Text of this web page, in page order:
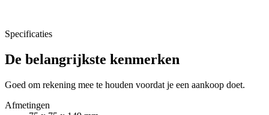
Specificaties
De belangrijkste kenmerken
Goed om rekening mee te houden voordat je een aankoop doet.
Afmetingen